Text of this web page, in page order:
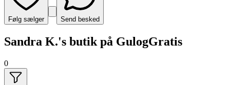
Følg sælger Send besked
Sandra K.'s butik på GulogGratis
0